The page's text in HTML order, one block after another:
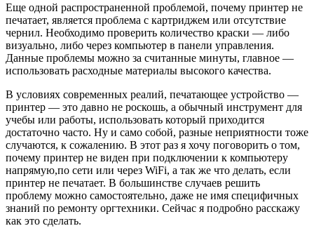
Еще одной распространенной проблемой, почему принтер не
печатает, является проблема с картриджем или отсутствие
чернил. Необходимо проверить количество краски — либо
визуально, либо через компьютер в панели управления.
Данные проблемы можно за считанные минуты, главное —
использовать расходные материалы высокого качества.
В условиях современных реалий, печатающее устройство —
принтер — это давно не роскошь, а обычный инструмент для
учебы или работы, использовать который приходится
достаточно часто. Ну и само собой, разные неприятности тоже
случаются, к сожалению. В этот раз я хочу поговорить о том,
почему принтер не виден при подключении к компьютеру
напрямую,по сети или через WiFi, а так же что делать, если
принтер не печатает. В большинстве случаев решить
проблему можно самостоятельно, даже не имя специфичных
знаний по ремонту оргтехники. Сейчас я подробно расскажу
как это сделать.